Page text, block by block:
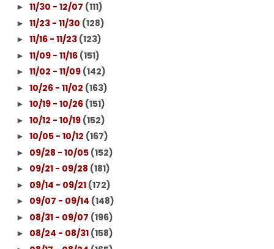
► 11/30 - 12/07 (111)
► 11/23 - 11/30 (128)
► 11/16 - 11/23 (123)
► 11/09 - 11/16 (151)
► 11/02 - 11/09 (142)
► 10/26 - 11/02 (163)
► 10/19 - 10/26 (151)
► 10/12 - 10/19 (152)
► 10/05 - 10/12 (167)
► 09/28 - 10/05 (152)
► 09/21 - 09/28 (181)
► 09/14 - 09/21 (172)
► 09/07 - 09/14 (148)
► 08/31 - 09/07 (196)
► 08/24 - 08/31 (158)